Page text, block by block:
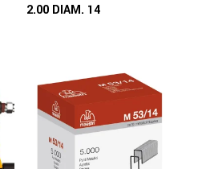
2.00 DIAM. 14